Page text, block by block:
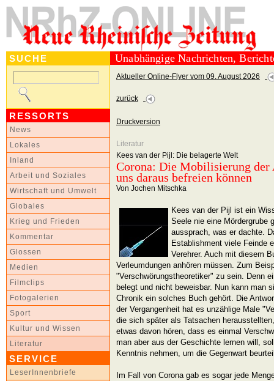
SUCHE
RESSORTS
News
Lokales
Inland
Arbeit und Soziales
Wirtschaft und Umwelt
Globales
Krieg und Frieden
Kommentar
Glossen
Medien
Filmclips
Fotogalerien
Sport
Kultur und Wissen
Literatur
SERVICE
LeserInnenbriefe
Unabhängige Nachrichten,
Aktueller Online-Flyer vom 09. August 2026
zurück
Druckversion
Literatur
Kees van der Pijl: Die belagerte Welt
Corona: Die Mobilisierung der
uns daraus befreien können
Von Jochen Mitschka
Kees van der Pijl ist ein
Seele nie eine Mördergrube
aussprach, was er dachte.
Establishment viele Feinde
Verehrer. Auch mit diesem
Verleumdungen anhören müssen. Zum
"Verschwörungstheoretiker" zu sein. Denn
belegt und nicht beweisbar. Nun kann man
Chronik ein solches Buch gehört. Die
der Vergangenheit hat es unzählige Male
die sich später als Tatsachen
etwas davon hören, dass es einmal
man aber aus der Geschichte lernen will,
Kenntnis nehmen, um die Gegenwart
Im Fall von Corona gab es sogar jede